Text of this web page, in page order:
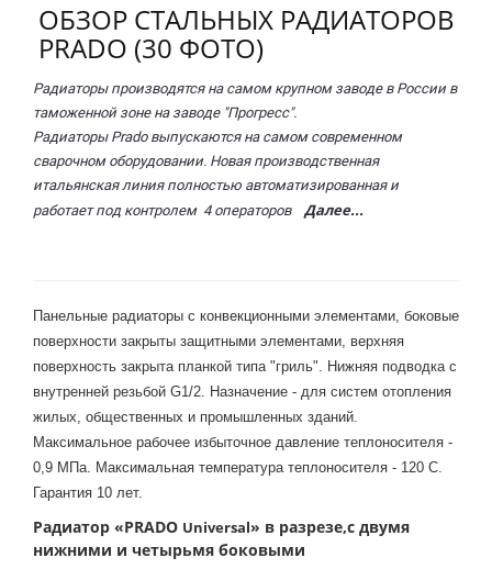
ОБЗОР СТАЛЬНЫХ РАДИАТОРОВ
PRADO (30 ФОТО)
Радиаторы производятся на самом крупном заводе в России в
таможенной зоне на заводе "Прогресс".
Радиаторы Prado выпускаются на самом современном
сварочном оборудовании. Новая производственная
итальянская линия полностью автоматизированная и
работает под контролем 4 операторов Далее...
Панельные радиаторы с конвекционными элементами, боковые
поверхности закрыты защитными элементами, верхняя
поверхность закрыта планкой типа "гриль". Нижняя подводка с
внутренней резьбой G1/2. Назначение - для систем отопления
жилых, общественных и промышленных зданий.
Максимальное рабочее избыточное давление теплоносителя -
0,9 МПа. Максимальная температура теплоносителя - 120 С.
Гарантия 10 лет.
Радиатор «PRADO Universal» в разрезе,с двумя
нижними и четырьмя боковыми